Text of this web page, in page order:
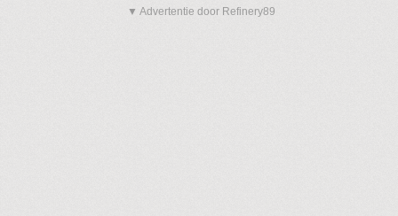
▼ Advertentie door Refinery89